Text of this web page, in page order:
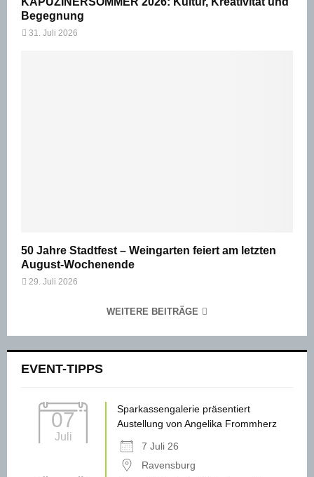
Begegnung
31. Juli 2026
50 Jahre Stadtfest – Weingarten feiert am letzten
August-Wochenende
29. Juli 2026
WEITERE BEITRÄGE
EVENT-TIPPS
07
Juli
Sparkassengalerie präsentiert
Austellung von Angelika Frommherz
7 Juli 26
Ravensburg